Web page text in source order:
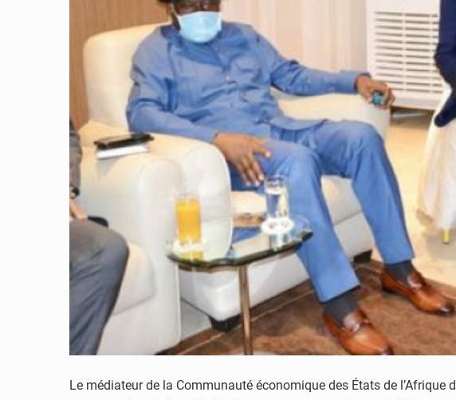
Le médiateur de la Communauté économique des États de l’Afrique